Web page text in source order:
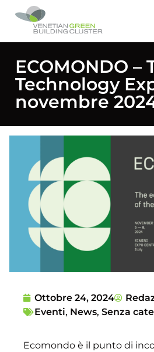
ECOMONDO –
Technology
novembre
Ottobre 24, 2024
Eventi, News, Senza
Ecomondo è il punto di